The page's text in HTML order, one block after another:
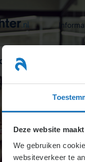
Deze website
We gebruiken
websiteverkeer te